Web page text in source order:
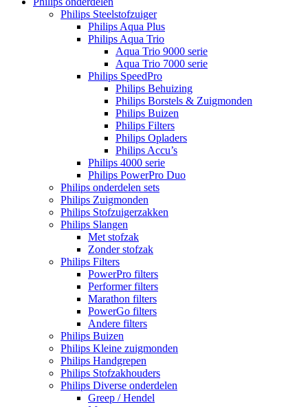
Philips Steelstofzuiger
Philips Aqua Plus
Philips Aqua Trio
Aqua Trio 9000 serie
Aqua Trio 7000 serie
Philips SpeedPro
Philips Behuizing
Philips Borstels & Zuigmonden
Philips Buizen
Philips Filters
Philips Opladers
Philips Accu’s
Philips 4000 serie
Philips PowerPro Duo
Philips onderdelen sets
Philips Zuigmonden
Philips Stofzuigerzakken
Philips Slangen
Met stofzak
Zonder stofzak
Philips Filters
PowerPro filters
Performer filters
Marathon filters
PowerGo filters
Andere filters
Philips Buizen
Philips Kleine zuigmonden
Philips Handgrepen
Philips Stofzakhouders
Philips Diverse onderdelen
Greep / Hendel